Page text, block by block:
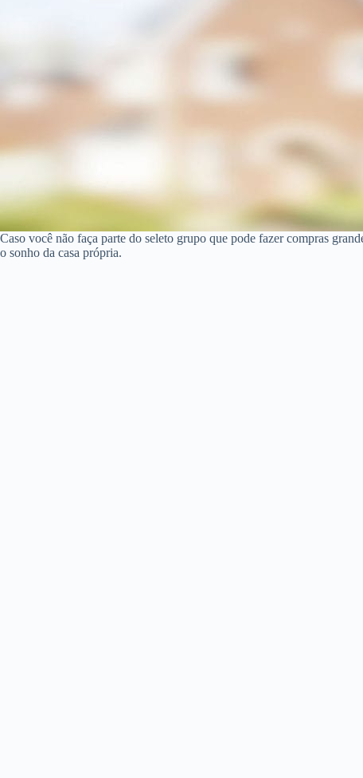
Caso você não faça parte do seleto grupo que pode fazer compras
o sonho da casa própria.